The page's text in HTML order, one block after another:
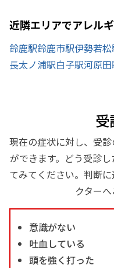
近隣エリアでアレル
鈴鹿駅鈴鹿市駅伊勢若松
長太ノ浦駅白子駅河原田
受
現在の症状に対し、受
ができます。どう受診
てみてください。判断
クターへ
意識がない
吐血している
頭を強く打った